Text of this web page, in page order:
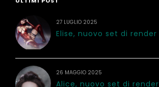
27 LUGLIO 2025
Elise, nuovo set di render
26 MAGGIO 2025
Alice, nuovo set di render